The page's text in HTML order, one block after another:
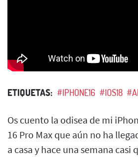
ETIQUETAS: #IPHONE16 #IOS18
Os cuento la odisea de mi
16 Pro Max que aún no ha
a casa y hace una semana casi